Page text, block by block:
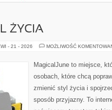
ŻYCIA
- 21 - 2026 MOŻLIWOŚĆ
MagicalJune to miejsce,
osobach, które chcą
zmienić styl życia i
sposób przyjazny. To